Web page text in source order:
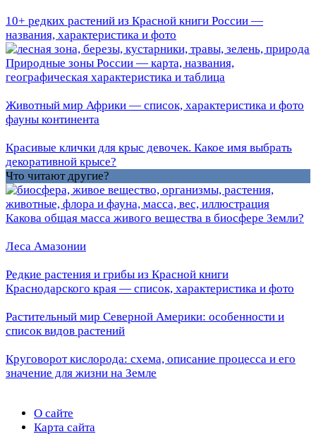
10+ редких растений из Красной книги России —
названия, характеристика и фото
Природные зоны России — карта, названия,
географическая характеристика и таблица
Животный мир Африки — список, характеристика и фото
фауны континента
Красивые клички для крыс девочек. Какое имя выбрать
декоративной крысе?
Что читают другие?
Какова общая масса живого вещества в биосфере Земли?
Леса Амазонии
Редкие растения и грибы из Красной книги
Краснодарского края — список, характеристика и фото
Растительный мир Северной Америки: особенности и
список видов растений
Круговорот кислорода: схема, описание процесса и его
значение для жизни на Земле
О сайте
Карта сайта